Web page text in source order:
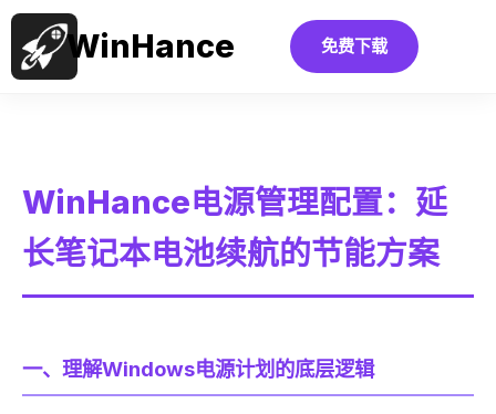
WinHance 免费下载
WinHance电源管理配置：延
长笔记本电池续航的节能方案
一、理解Windows电源计划的底层逻辑